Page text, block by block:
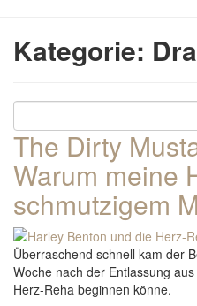
Kategorie:
The Dirty
Warum meine
schmutzigem
Überraschend schnell kam der
Woche nach der Entlassung
Herz-Reha beginnen könne.